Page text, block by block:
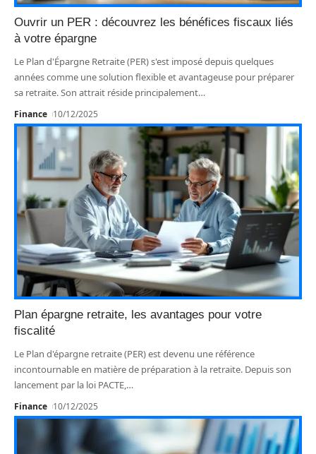
Ouvrir un PER : découvrez les bénéfices fiscaux liés
à votre épargne
Le Plan d'Épargne Retraite (PER) s'est imposé depuis quelques
années comme une solution flexible et avantageuse pour préparer
sa retraite. Son attrait réside principalement…
Finance 10/12/2025
Plan épargne retraite, les avantages pour votre
fiscalité
Le Plan d'épargne retraite (PER) est devenu une référence
incontournable en matière de préparation à la retraite. Depuis son
lancement par la loi PACTE, …
Finance 10/12/2025